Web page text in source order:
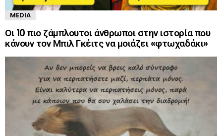
MEDIA
Οι 10 πιο ζάμπλουτοι άνθρωποι στην ιστορία που
κάνουν τον Μπιλ Γκέιτς να μοιάζει «φτωχαδάκι»